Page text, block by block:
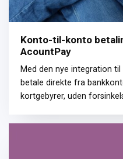
Konto-til-konto
AcountPay
Med den nye integration
betale direkte fra
kortgebyrer, uden